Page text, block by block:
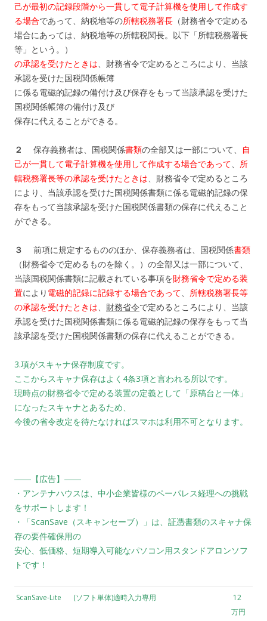
己が最初の記録段階から一貫して電子計算機を使用して作成す
る場合であって、納税地等の所轄税務署長 （財務省令で定める
場合にあっては、納税地等の所轄税関長。以下「所轄税務署長
等」という。）
の承認を受けたときは、財務省令で定めるところにより、当該
承認を受けた国税関係帳簿
に係る電磁的記録の備付け及び保存をもって当該承認を受けた
国税関係帳簿の備付け及び
保存に代えることができる。
２ 保存義務者は、国税関係書類の全部又は一部について、
自
己が一貫して電子計算機を使用して作成する場合であって、 所
轄税務署長等の承認を受けたときは、財務省令で定めるところ
により、当該承認を受けた国税関係書類に係る電磁的記録の保
存をもって当該承認を受けた国税関係書類の保存に代えること
ができる。
３ 前項に規定するもののほか、保存義務者は、国税関係書類
（財務省令で定めるものを除く。）の全部又は一部について、
当該国税関係書類に記載されている事項を財務省令で定める装
置により 電磁的記録に記録する場合であって、 所轄税務署長等
の承認を受けたときは、 財務省令で定めるところにより、当該
承認を受けた国税関係書類に係る電磁的記録の保存をもって当
該承認を受けた国税関係書類の保存に代えることができる。
3.項がスキャナ保存制度です。
ここからスキャナ保存はよく4条3項と言われる所以です。
現時点の財務省令で定める装置の定義として「原稿台と一体」
になったスキャナとあるため、
今後の省令改定を待たなければスマホは利用不可となります。
――【広告】――
・アンテナハウスは、中小企業皆様のペーパレス経理への挑戦
をサポートします！
・「ScanSave（スキャンセーブ）」は、証憑書類のスキャナ保
存の要件確保用の
安心、低価格、短期導入可能なパソコン用スタンドアロンソフ
トです！
ScanSave-Lite (ソフト単体)適時入力専用
12
万円